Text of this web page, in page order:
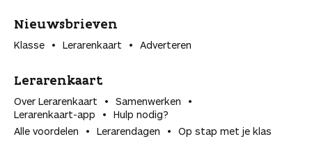
Nieuwsbrieven
Klasse Lerarenkaart Adverteren
Lerarenkaart
Over Lerarenkaart
Samenwerken
Lerarenkaart-app
Hulp nodig?
Alle voordelen
Lerarendagen Op stap met je klas